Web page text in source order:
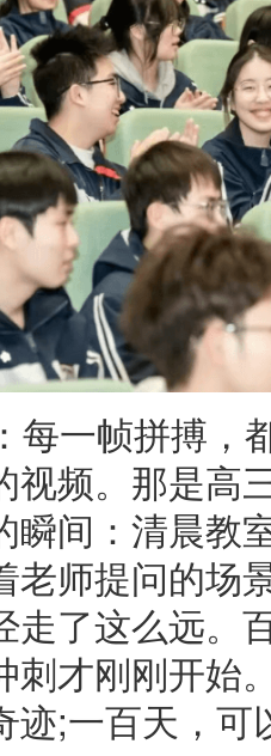
每一帧拼搏，
视频。那是高
瞬间：清晨教
老师提问的
走了这么远。
刺才刚刚开始
迹;一百天，可